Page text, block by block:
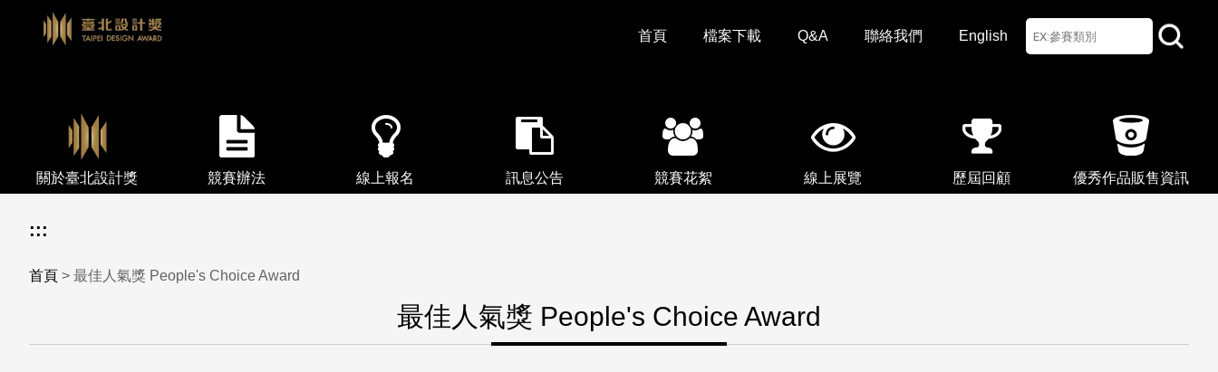
首頁 檔案下載 Q&A 聯絡我們 English
關於臺北設計獎 競賽辦法 線上報名 訊息公告 競賽花絮 線上展覽 歷屆回顧 優秀作品販售資訊
:::
首頁 > 最佳人氣獎 People's Choice Award
最佳人氣獎 People's Choice Award